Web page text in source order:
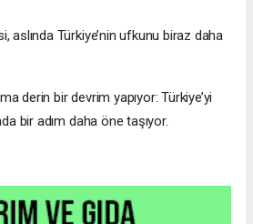
aslında Türkiye’nin ufkunu biraz daha
derin bir devrim yapıyor: Türkiye’yi
bir adım daha öne taşıyor.